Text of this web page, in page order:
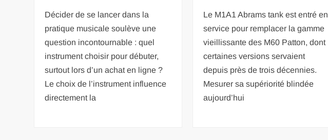
Décider de se lancer dans la
pratique musicale soulève une
question incontournable : quel
instrument choisir pour débuter,
surtout lors d’un achat en ligne ?
Le choix de l’instrument influence
directement la
Le M1A1 Abrams tank est entré en
service pour remplacer la gamme
vieillissante des M60 Patton, dont
certaines versions servaient
depuis près de trois décennies.
Mesurer sa supériorité blindée
aujourd’hui